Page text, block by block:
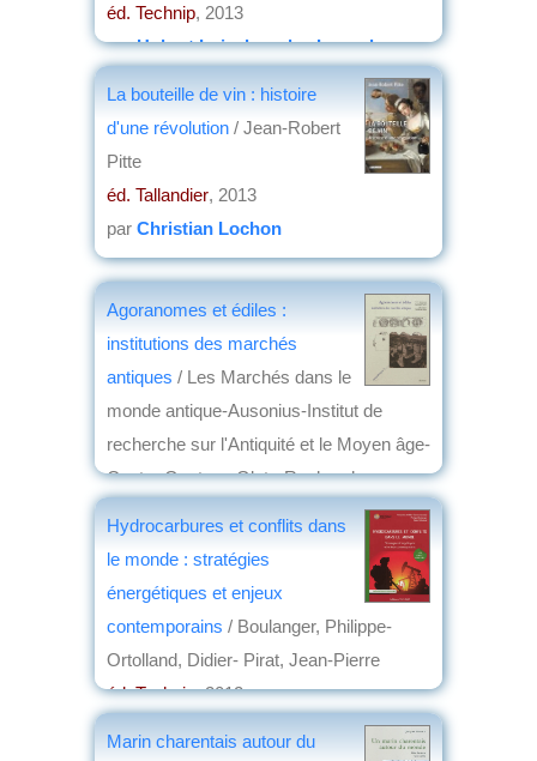
éd. Technip, 2013
parHubert Loiseleur des Longchamps
La bouteille de vin : histoire
d'une révolution / Jean-Robert
Pitte
éd. Tallandier, 2013
par Christian Lochon
Agoranomes et édiles :
institutions des marchés
antiques / Les Marchés dans le
monde antique-Ausonius-Institut de
recherche sur l'Antiquité et le Moyen âge-
Centre Gustave Glotz-Recherches sur
les mondes hellénistique et romain
Hydrocarbures et conflits dans
le monde : stratégies
énergétiques et enjeux
contemporains / Boulanger, Philippe-
Ortolland, Didier- Pirat, Jean-Pierre
éd. Technip, 2012
Hubert Loiseleur des Longchamps
Marin charentais autour du